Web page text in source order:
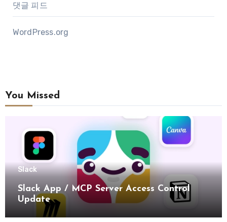
댓글 피드
WordPress.org
You Missed
Slack
Slack App / MCP Server Access Control
Update